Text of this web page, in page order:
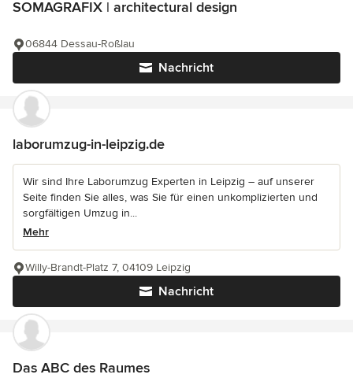
SOMAGRAFIX | architectural design
Nachricht
06844 Dessau-Roßlau
laborumzug-in-leipzig.de
Wir sind Ihre Laborumzug Experten in Leipzig – auf unserer
Seite finden Sie alles, was Sie für einen unkomplizierten und
sorgfältigen Umzug in...
Mehr
Nachricht
Willy-Brandt-Platz 7, 04109 Leipzig
Das ABC des Raumes